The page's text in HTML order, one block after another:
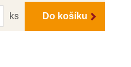
ks
Do košíku